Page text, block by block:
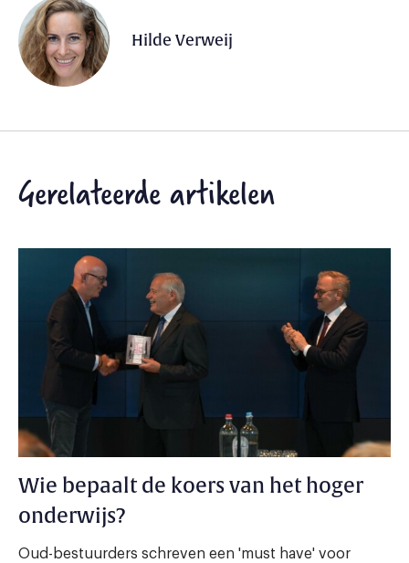
Hilde Verweij
Gerelateerde artikelen
Wie bepaalt de koers van het hoger
onderwijs?
Oud-bestuurders schreven een 'must have' voor